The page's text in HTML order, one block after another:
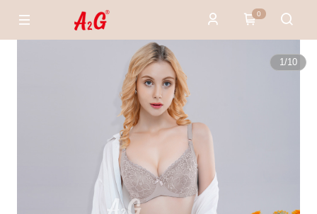
0
1/10